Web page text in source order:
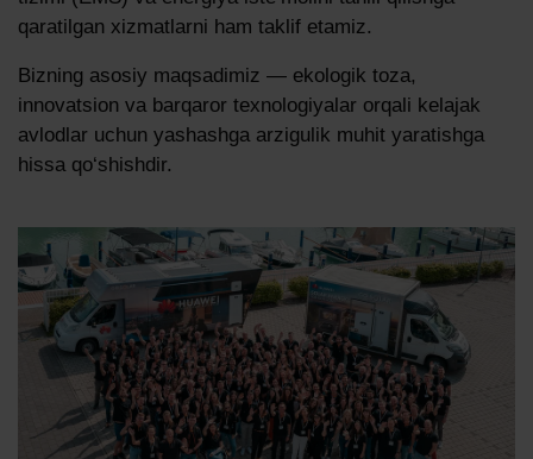
qaratilgan xizmatlarni ham taklif etamiz.
Bizning asosiy maqsadimiz — ekologik toza,
innovatsion va barqaror texnologiyalar orqali kelajak
avlodlar uchun yashashga arzigulik muhit yaratishga
hissa qo‘shishdir.